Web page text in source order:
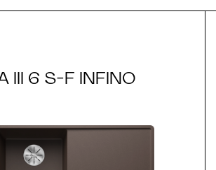
III 6 S-F INFINO